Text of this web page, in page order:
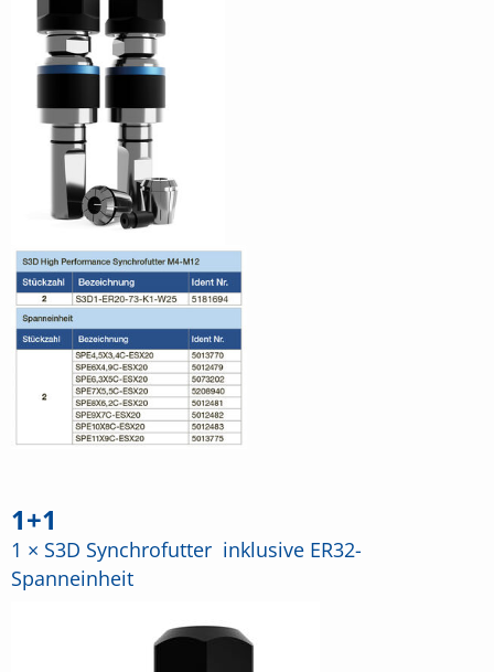
1+1
1 × S3D Synchrofutter inklusive ER32-
Spanneinheit